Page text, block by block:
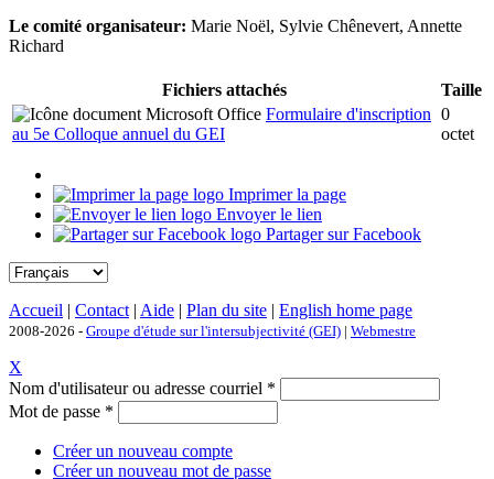
Le comité organisateur: Marie Noël, Sylvie Chênevert, Annette
Richard
Fichiers attachés
Taille
Formulaire d'inscription
au 5e Colloque annuel du GEI
0
octet
Imprimer la page
Envoyer le lien
Partager sur Facebook
Accueil | Contact | Aide | Plan du site | English home page
2008-2026 - Groupe d'étude sur l'intersubjectivité (GEI) | Webmestre
X
Nom d'utilisateur ou adresse courriel *
Mot de passe *
Créer un nouveau compte
Créer un nouveau mot de passe